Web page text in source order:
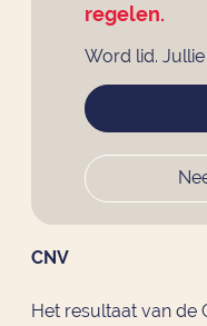
regelen.
Word lid.
CNV
Het resultaat van de